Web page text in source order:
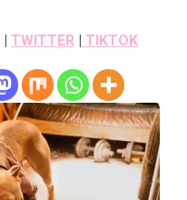
| TWITTER | TIKTOK